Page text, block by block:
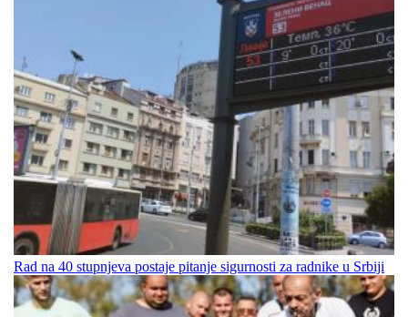
Rad na 40 stupnjeva postaje pitanje sigurnosti za radnike u Srbiji